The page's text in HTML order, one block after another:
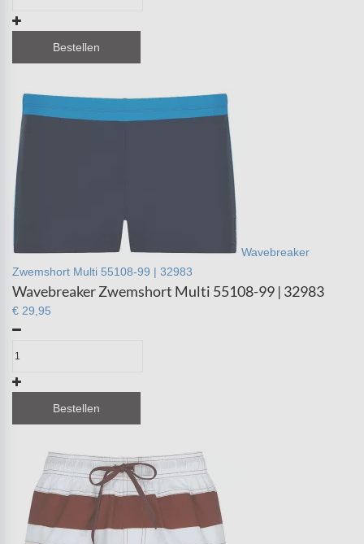
Bestellen
Wavebreaker
Zwemshort Multi 55108-99 | 32983
Wavebreaker Zwemshort Multi 55108-99 | 32983
€ 29,95
Bestellen